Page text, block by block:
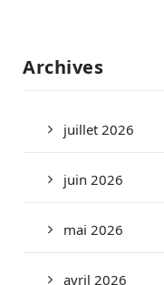
Archives
juillet 2026
juin 2026
mai 2026
avril 2026